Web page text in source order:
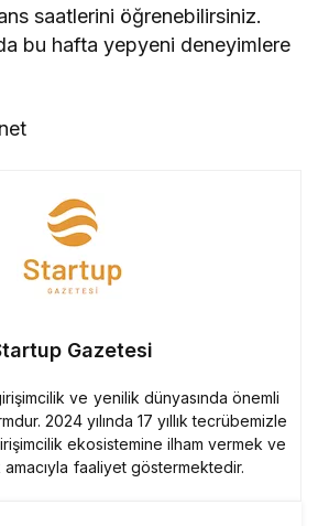
saatlerini öğrenebilirsiniz.
bu hafta yepyeni deneyimlere
Gazetesi
ve yenilik dünyasında önemli
2024 yılında 17 yıllık tecrübemizle
ekosistemine ilham vermek ve
faaliyet göstermektedir.